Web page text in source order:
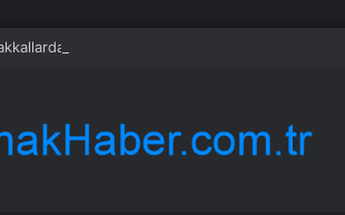
yeni uygulama devreye girdi